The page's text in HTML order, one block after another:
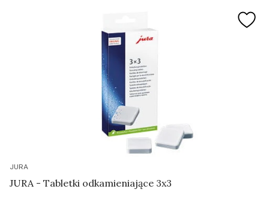
JURA
JURA - Tabletki odkamieniające 3x3